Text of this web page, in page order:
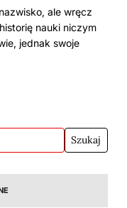
ale wręcz
nauki niczym
jednak swoje